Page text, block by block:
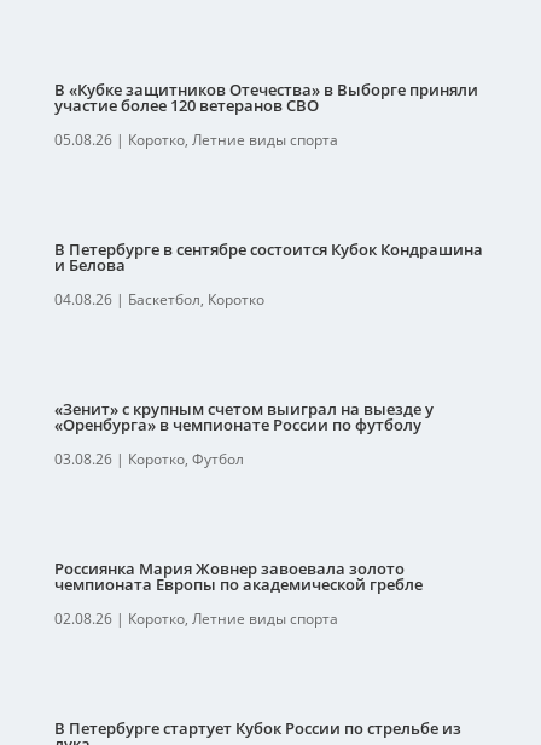
В «Кубке защитников Отечества» в Выборге приняли
участие более 120 ветеранов СВО
05.08.26| Коротко, Летние виды спорта
В Петербурге в сентябре состоится Кубок Кондрашина
и Белова
04.08.26| Баскетбол, Коротко
«Зенит» с крупным счетом выиграл на выезде у
«Оренбурга» в чемпионате России по футболу
03.08.26| Коротко, Футбол
Россиянка Мария Жовнер завоевала золото
чемпионата Европы по академической гребле
02.08.26| Коротко, Летние виды спорта
В Петербурге стартует Кубок России по стрельбе из